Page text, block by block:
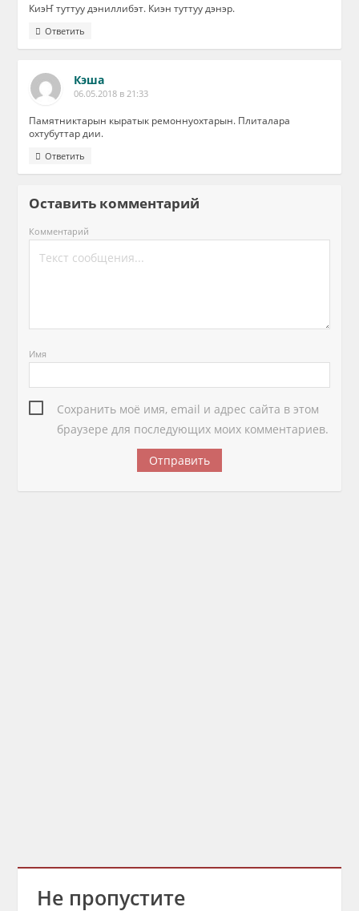
КиэҤ туттуу дэниллибэт. Киэн туттуу дэнэр.
Ответить
Кэша
06.05.2018 в 21:33
Памятниктарын кыратык ремоннуохтарын. Плиталара
охтубуттар дии.
Ответить
Оставить комментарий
Комментарий
Имя
Сохранить моё имя, email и адрес сайта в этом
браузере для последующих моих комментариев.
Не пропустите